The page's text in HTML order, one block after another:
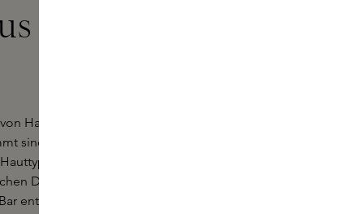
Naturals
Hautpflegeprodukten, die auf
sind. Das
geeignet. Verwenden Sie
Dusche einen kleinen
entfernt Unreinheiten, ohne die